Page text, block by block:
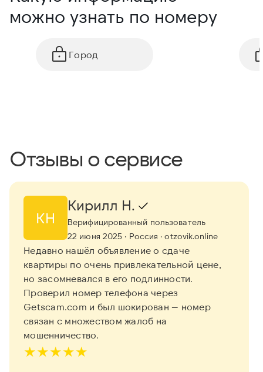
можно узнать по номеру
Город
Отзывы о сервисе
КН
Кирилл Н.
Верифицированный пользователь
22 июня 2025 · Россия · otzovik.online
Недавно нашёл объявление о сдаче
квартиры по очень привлекательной цене,
но засомневался в его подлинности.
Проверил номер телефона через
Getscam.com и был шокирован — номер
связан с множеством жалоб на
мошенничество.
★★★★★